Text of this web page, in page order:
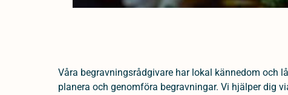
Våra begravningsrådgivare har lokal kännedom och
planera och genomföra begravningar. Vi hjälper dig